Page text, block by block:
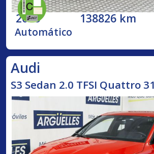
2016 138826 km
Automático
Audi
S3 Sedan 2.0 TFSI Quattro